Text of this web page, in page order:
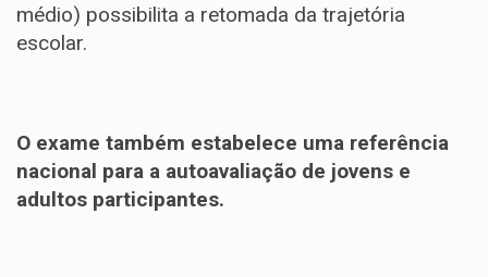
médio) possibilita a retomada da trajetória
escolar.
O exame também estabelece uma referência
nacional para a autoavaliação de jovens e
adultos participantes.